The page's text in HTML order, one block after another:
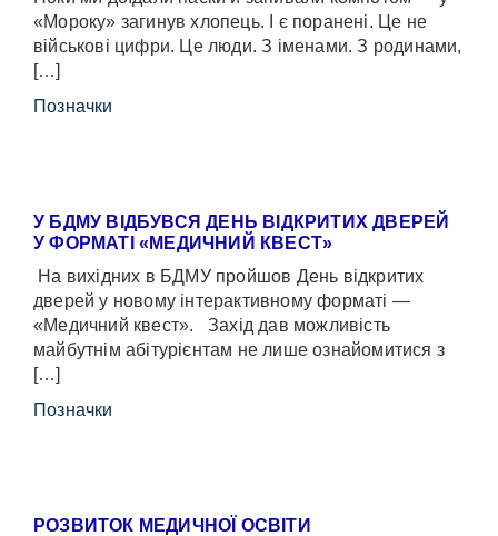
«Мороку» загинув хлопець. І є поранені. Це не
військові цифри. Це люди. З іменами. З родинами,
[…]
Позначки
У БДМУ ВІДБУВСЯ ДЕНЬ ВІДКРИТИХ ДВЕРЕЙ
У ФОРМАТІ «МЕДИЧНИЙ КВЕСТ»
На вихідних в БДМУ пройшов День відкритих
дверей у новому інтерактивному форматі —
«Медичний квест». Захід дав можливість
майбутнім абітурієнтам не лише ознайомитися з
[…]
Позначки
РОЗВИТОК МЕДИЧНОЇ ОСВІТИ